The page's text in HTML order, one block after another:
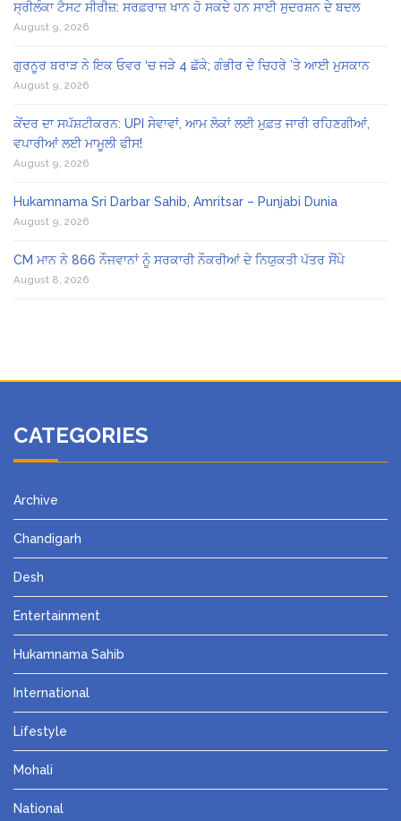
ਸ੍ਰੀਲੰਕਾ ਟੈਸਟ ਸੀਰੀਜ਼: ਸਰਫ਼ਰਾਜ਼ ਖਾਨ ਹੋ ਸਕਦੇ ਹਨ ਸਾਈ ਸੁਦਰਸ਼ਨ ਦੇ ਬਦਲ
August 9, 2026
ਗੁਰਨੂਰ ਬਰਾੜ ਨੇ ਇਕ ਓਵਰ ‘ਚ ਜੜੇ 4 ਛੱਕੇ; ਗੰਭੀਰ ਦੇ ਚਿਹਰੇ ’ਤੇ ਆਈ ਮੁਸਕਾਨ
August 9, 2026
ਕੇਂਦਰ ਦਾ ਸਪੱਸ਼ਟੀਕਰਨ: UPI ਸੇਵਾਵਾਂ, ਆਮ ਲੋਕਾਂ ਲਈ ਮੁਫ਼ਤ ਜਾਰੀ ਰਹਿਣਗੀਆਂ,
ਵਪਾਰੀਆਂ ਲਈ ਮਾਮੂਲੀ ਫੀਸ!
August 9, 2026
Hukamnama Sri Darbar Sahib, Amritsar – Punjabi Dunia
August 9, 2026
CM ਮਾਨ ਨੇ 866 ਨੌਜਵਾਨਾਂ ਨੂੰ ਸਰਕਾਰੀ ਨੌਕਰੀਆਂ ਦੇ ਨਿਯੁਕਤੀ ਪੱਤਰ ਸੌਂਪੇ
August 8, 2026
CATEGORIES
Archive
Chandigarh
Desh
Entertainment
Hukamnama Sahib
International
Lifestyle
Mohali
National